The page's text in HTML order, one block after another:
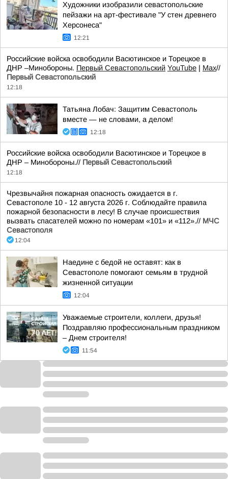
Художники изобразили севастопольские
пейзажи на арт-фестивале "У стен древнего
Херсонеса"
12:21
Российские войска освободили Васютинское и Торецкое в
ДНР –Минобороны. Первый Севастопольский YouTube | Max//
Первый Севастопольский
12:18
Татьяна Лобач: Защитим Севастополь
вместе — не словами, а делом!
12:18
Российские войска освободили Васютинское и Торецкое в
ДНР – Минобороны.// Первый Севастопольский
12:18
Чрезвычайня пожарная опасность ожидается в г.
Севастополе 10 - 12 августа 2026 г. Соблюдайте правила
пожарной безопасности в лесу! В случае происшествия
вызвать спасателей можно по номерам «101» и «112».// МЧС
Севастополя
12:04
Наедине с бедой не оставят: как в
Севастополе помогают семьям в трудной
жизненной ситуации
12:04
Уважаемые строители, коллеги, друзья!
Поздравляю профессиональным праздником
– Днем строителя!
11:54